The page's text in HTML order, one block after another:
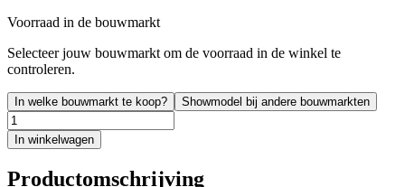
Voorraad in de bouwmarkt
Selecteer jouw bouwmarkt om de voorraad in de winkel te
controleren.
In welke bouwmarkt te koop? Showmodel bij andere bouwmarkten
In winkelwagen
Productomschrijving